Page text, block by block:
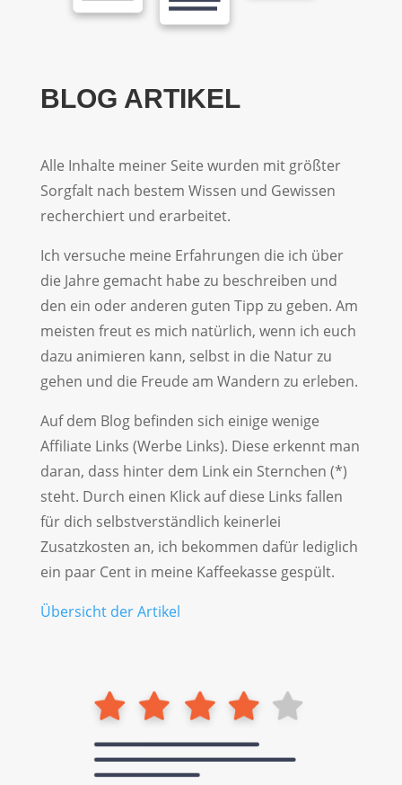
BLOG ARTIKEL
Alle Inhalte meiner Seite wurden mit größter
Sorgfalt nach bestem Wissen und Gewissen
recherchiert und erarbeitet.
Ich versuche meine Erfahrungen die ich über
die Jahre gemacht habe zu beschreiben und
den ein oder anderen guten Tipp zu geben. Am
meisten freut es mich natürlich, wenn ich euch
dazu animieren kann, selbst in die Natur zu
gehen und die Freude am Wandern zu erleben.
Auf dem Blog befinden sich einige wenige
Affiliate Links (Werbe Links). Diese erkennt man
daran, dass hinter dem Link ein Sternchen (*)
steht. Durch einen Klick auf diese Links fallen
für dich selbstverständlich keinerlei
Zusatzkosten an, ich bekommen dafür lediglich
ein paar Cent in meine Kaffeekasse gespült.
Übersicht der Artikel